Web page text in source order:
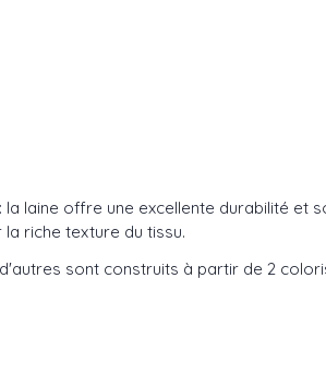
laine offre une excellente durabilité et
riche texture du tissu.
sont construits à partir de 2